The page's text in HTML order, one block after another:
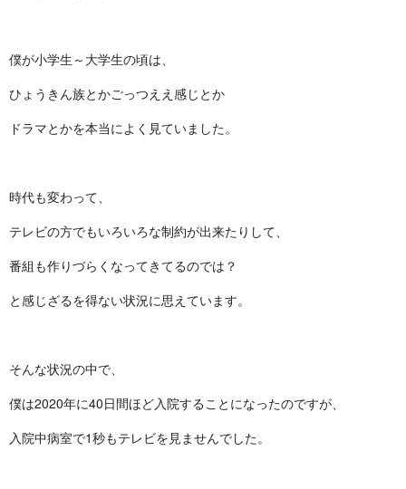
僕が小学生～大学生の頃は、
ひょうきん族とかごっつええ感じとか
ドラマとかを本当によく見ていました。
時代も変わって、
テレビの方でもいろいろな制約が出来たりして、
番組も作りづらくなってきてるのでは？
と感じざるを得ない状況に思えています。
そんな状況の中で、
僕は2020年に40日間ほど入院することになったのですが、
入院中病室で1秒もテレビを見ませんでした。